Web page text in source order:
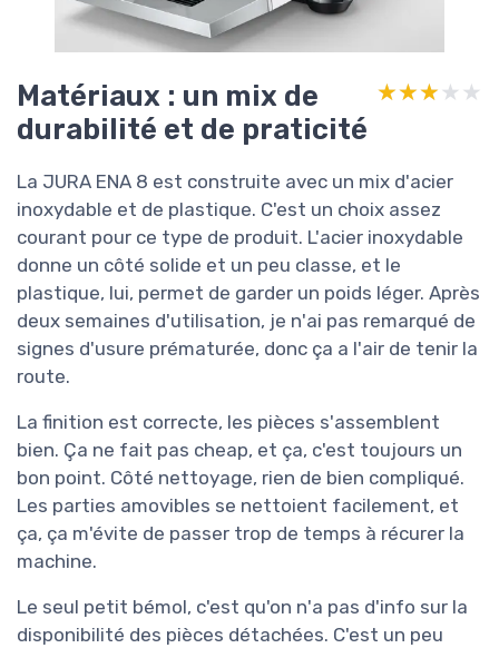
Matériaux : un mix de
durabilité et de praticité
★★★★★
★★★★★
La JURA ENA 8 est construite avec un mix d'acier
inoxydable et de plastique. C'est un choix assez
courant pour ce type de produit. L'acier inoxydable
donne un côté solide et un peu classe, et le
plastique, lui, permet de garder un poids léger. Après
deux semaines d'utilisation, je n'ai pas remarqué de
signes d'usure prématurée, donc ça a l'air de tenir la
route.
La finition est correcte, les pièces s'assemblent
bien. Ça ne fait pas cheap, et ça, c'est toujours un
bon point. Côté nettoyage, rien de bien compliqué.
Les parties amovibles se nettoient facilement, et
ça, ça m'évite de passer trop de temps à récurer la
machine.
Le seul petit bémol, c'est qu'on n'a pas d'info sur la
disponibilité des pièces détachées. C'est un peu